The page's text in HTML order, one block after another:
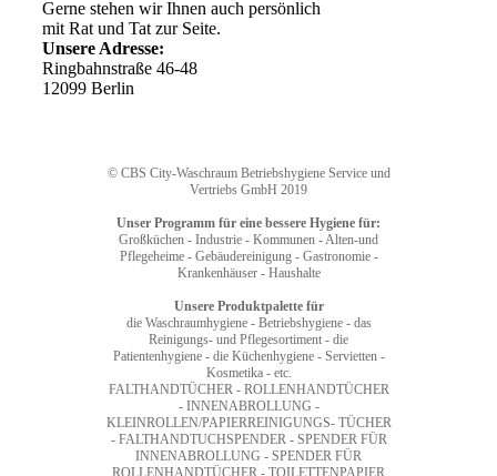
Gerne stehen wir Ihnen auch persönlich
mit Rat und Tat zur Seite.
Unsere Adresse:
Ringbahnstraße 46-48
12099 Berlin
© CBS City-Waschraum Betriebshygiene Service und
Vertriebs GmbH 2019
Unser Programm für eine bessere Hygiene für:
Großküchen - Industrie - Kommunen - Alten-und
Pflegeheime - Gebäudereinigung - Gastronomie -
Krankenhäuser - Haushalte
Unsere Produktpalette für
die Waschraumhygiene - Betriebshygiene - das
Reinigungs- und Pflegesortiment - die
Patientenhygiene - die Küchenhygiene - Servietten -
Kosmetika - etc.
FALTHANDTÜCHER - ROLLENHANDTÜCHER
- INNENABROLLUNG -
KLEINROLLEN/PAPIERREINIGUNGS- TÜCHER
- FALTHANDTUCHSPENDER - SPENDER FÜR
INNENABROLLUNG - SPENDER FÜR
ROLLENHANDTÜCHER - TOILETTENPAPIER